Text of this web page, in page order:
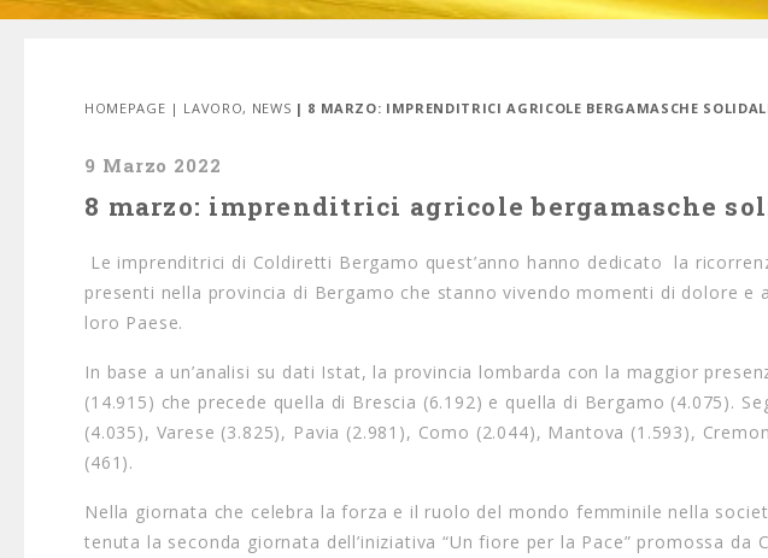
HOMEPAGE | LAVORO, NEWS | 8 MARZO: IMPRENDITRICI AGRICOLE BERGAMASCHE
9 Marzo 2022
8 marzo: imprenditrici agricole bergamasche
Le imprenditrici di Coldiretti Bergamo quest’anno hanno dedicato la
presenti nella provincia di Bergamo che stanno vivendo momenti di dolore e
loro Paese.
In base a un’analisi su dati Istat, la provincia lombarda con la maggior
(14.915) che precede quella di Brescia (6.192) e quella di Bergamo (4.075).
(4.035), Varese (3.825), Pavia (2.981), Como (2.044), Mantova (1.593),
(461).
Nella giornata che celebra la forza e il ruolo del mondo femminile nella
tenuta la seconda giornata dell’iniziativa “Un fiore per la Pace” promossa da